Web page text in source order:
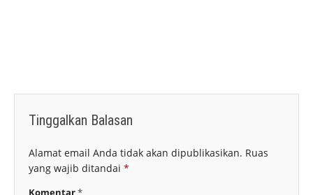
Tinggalkan Balasan
Alamat email Anda tidak akan dipublikasikan. Ruas
yang wajib ditandai *
Komentar*